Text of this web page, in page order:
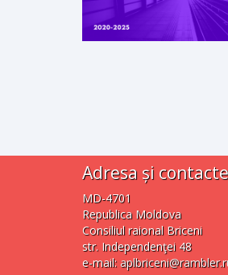
Adresa și contacte
MD-4701
Republica Moldova
Consiliul raional Briceni
str. Independenţei 48
e-mail: